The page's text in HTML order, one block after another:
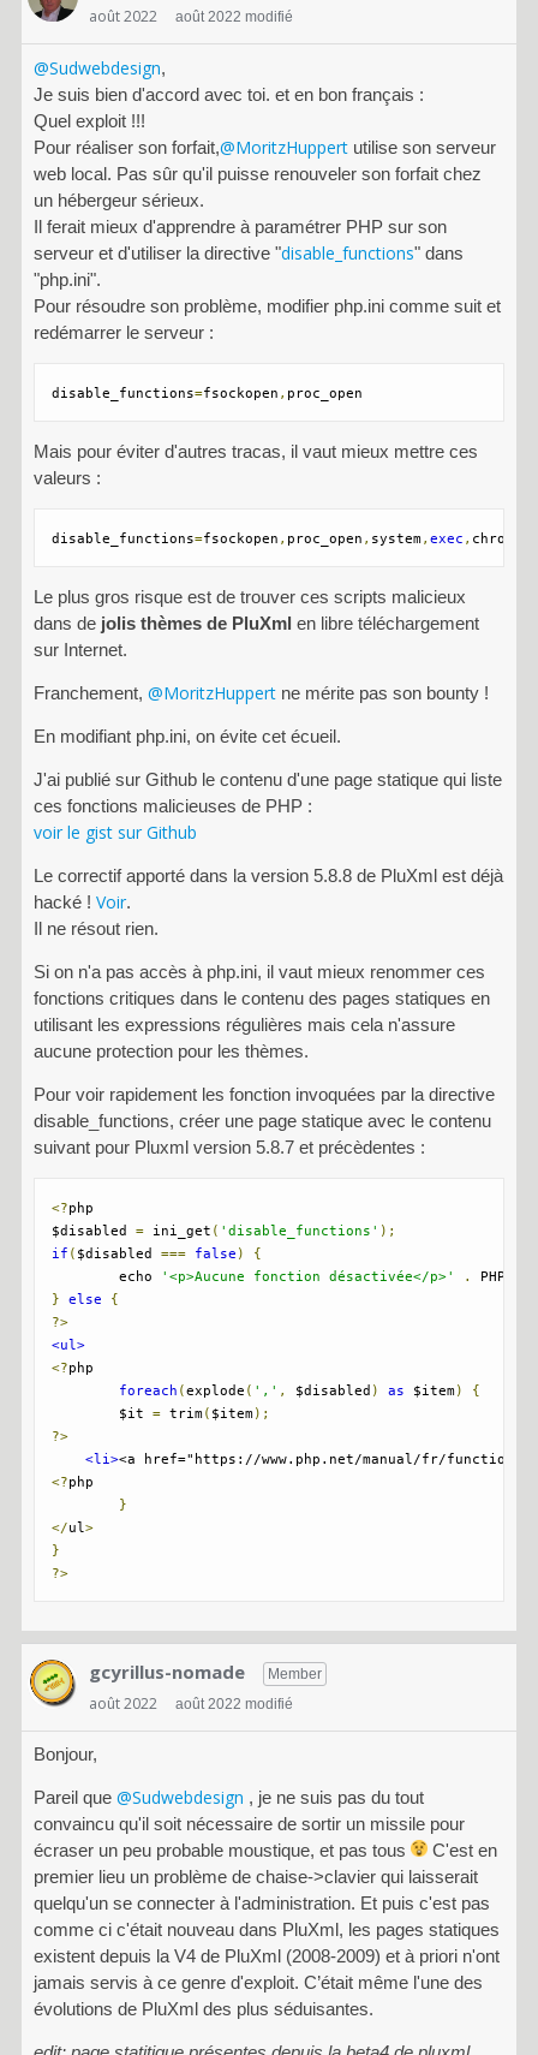
août 2022 août 2022 modifié
@Sudwebdesign,
Je suis bien d'accord avec toi. et en bon français :
Quel exploit !!!
Pour réaliser son forfait,@MoritzHuppert utilise son serveur
web local. Pas sûr qu'il puisse renouveler son forfait chez
un hébergeur sérieux.
Il ferait mieux d'apprendre à paramétrer PHP sur son
serveur et d'utiliser la directive "disable_functions" dans
"php.ini".
Pour résoudre son problème, modifier php.ini comme suit et
redémarrer le serveur :
disable_functions=fsockopen , proc_open
Mais pour éviter d'autres tracas, il vaut mieux mettre ces
valeurs :
disable_functions=fsockopen , proc_open , system, exec , chroot
Le plus gros risque est de trouver ces scripts malicieux
dans de jolis thèmes de PluXml en libre téléchargement
sur Internet.
Franchement, @MoritzHuppert ne mérite pas son bounty !
En modifiant php.ini, on évite cet écueil.
J'ai publié sur Github le contenu d'une page statique qui liste
ces fonctions malicieuses de PHP :
voir le gist sur Github
Le correctif apporté dans la version 5.8.8 de PluXml est déjà
hacké ! Voir.
Il ne résout rien.
Si on n'a pas accès à php.ini, il vaut mieux renommer ces
fonctions critiques dans le contenu des pages statiques en
utilisant les expressions régulières mais cela n'assure
aucune protection pour les thèmes.
Pour voir rapidement les fonction invoquées par la directive
disable_functions, créer une page statique avec le contenu
suivant pour Pluxml version 5.8.7 et précèdentes :
<?php
$disabled = ini_get ( 'disable_functions' );
if ( $disabled === false )
{
        echo
'<p>Aucune fonction désactivée</p>' .
PHP_EOL
}
else
{
?>
<ul>
<?php
foreach (explode ( ',' , $disabled ) as $item)
{
        $it
= trim( $item);
?>
<li><a href="https://www.php.net/manual/fr/function.
<?php
}
</ul >
}
?>
gcyrillus-nomade Member
août 2022 août 2022 modifié
Bonjour,
Pareil que @Sudwebdesign , je ne suis pas du tout
convaincu qu'il soit nécessaire de sortir un missile pour
écraser un peu probable moustique, et pas tous
C'est en
premier lieu un problème de chaise->clavier qui laisserait
quelqu'un se connecter à l'administration. Et puis c'est pas
comme ci c'était nouveau dans PluXml, les pages statiques
existent depuis la V4 de PluXml (2008-2009) et à priori n'ont
jamais servis à ce genre d'exploit. C’était même l'une des
évolutions de PluXml des plus séduisantes.